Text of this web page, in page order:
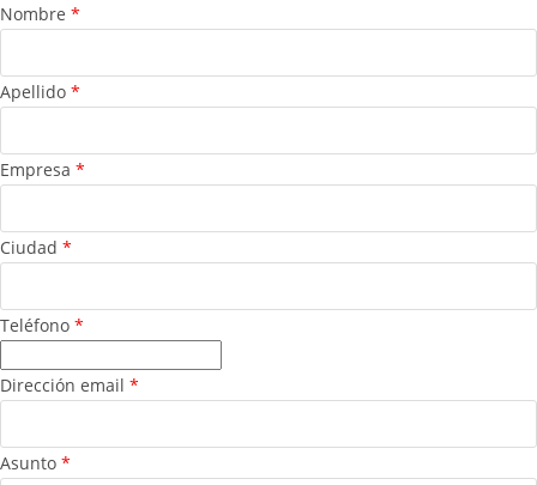
Nombre *
Apellido *
Empresa *
Ciudad *
Teléfono *
Dirección email *
Asunto *